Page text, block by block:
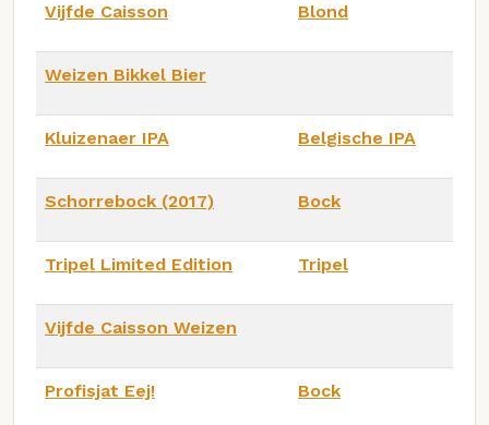
Vijfde Caisson Blond
Weizen Bikkel Bier
Kluizenaer IPA Belgische IPA
Schorrebock (2017) Bock
Tripel Limited Edition Tripel
Vijfde Caisson Weizen
Profisjat Eej! Bock